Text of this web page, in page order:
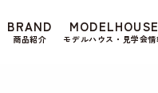
BRAND
商品紹介
MODELHOUSE
モデルハウス・見学会情
てもよろしいです
がある場合は、当